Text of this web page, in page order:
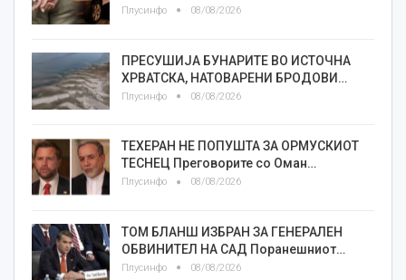
Плусинфо 08/08/2026
ПРЕСУШИЈА БУНАРИТЕ ВО ИСТОЧНА
ХРВАТСКА, НАТОВАРЕНИ БРОДОВИ…
Плусинфо 08/08/2026
ТЕХЕРАН НЕ ПОПУШТА ЗА ОРМУСКИОТ
ТЕСНЕЦ Преговорите со Оман…
Плусинфо 08/08/2026
ТОМ БЛАНШ ИЗБРАН ЗА ГЕНЕРАЛЕН
ОБВИНИТЕЛ НА САД Поранешниот…
Плусинфо 08/08/2026